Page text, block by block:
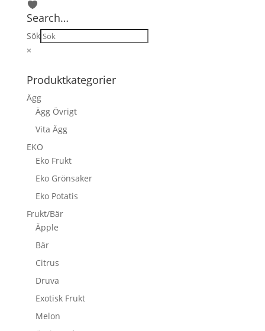
Search…
Sök
×
Produktkategorier
Ägg
Ägg Övrigt
Vita Ägg
EKO
Eko Frukt
Eko Grönsaker
Eko Potatis
Frukt/Bär
Äpple
Bär
Citrus
Druva
Exotisk Frukt
Melon